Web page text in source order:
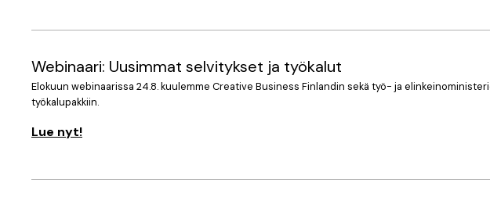
Webinaari: Uusimmat selvitykset ja työkalut
Elokuun webinaarissa 24.8. kuulemme Creative Business Finlandin sekä työ- ja
työkalupakkiin.
Lue nyt!